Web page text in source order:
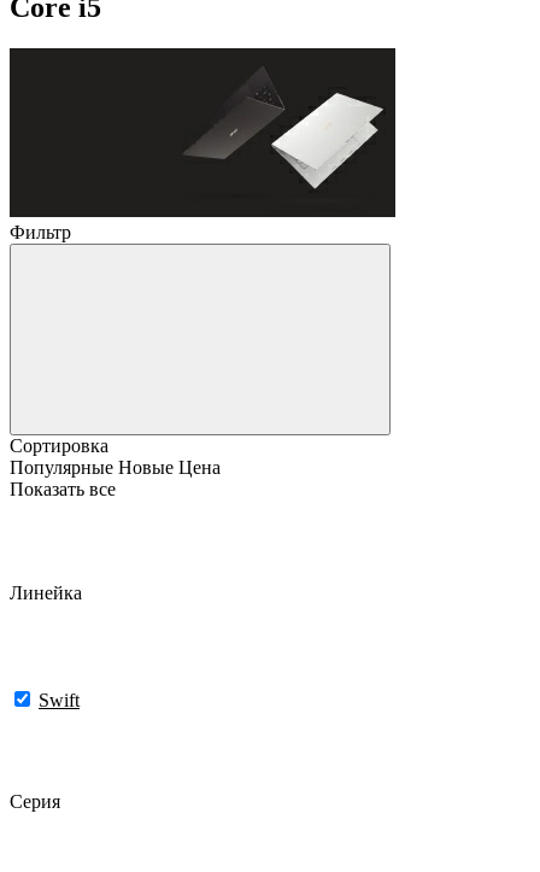
Core i5
Фильтр
Сортировка
Популярные Новые Цена
Показать все
Линейка
Swift
Серия